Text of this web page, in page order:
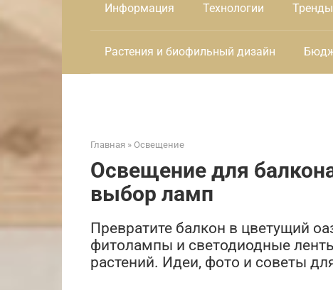
Информация Технологии
Растения и биофильный дизайн
Главная » Освещение
Освещение для
выбор ламп
Превратите балкон в цветущий
фитолампы и светодиодные
растений. Идеи, фото и советы